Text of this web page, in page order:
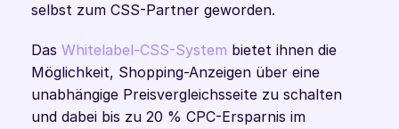
selbst zum CSS-Partner geworden.
Das Whitelabel-CSS-System bietet ihnen die
Möglichkeit, Shopping-Anzeigen über eine
unabhängige Preisvergleichsseite zu schalten
und dabei bis zu 20 % CPC-Ersparnis im